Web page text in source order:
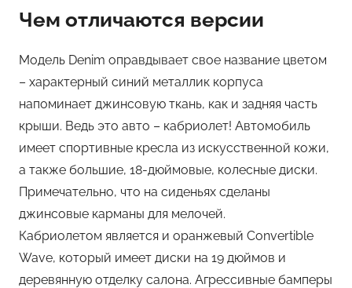
Чем отличаются версии
Модель Denim оправдывает свое название цветом
– характерный синий металлик корпуса
напоминает джинсовую ткань, как и задняя часть
крыши. Ведь это авто – кабриолет! Автомобиль
имеет спортивные кресла из искусственной кожи,
а также большие, 18-дюймовые, колесные диски.
Примечательно, что на сиденьях сделаны
джинсовые карманы для мелочей.
Кабриолетом является и оранжевый Convertible
Wave, который имеет диски на 19 дюймов и
деревянную отделку салона. Агрессивные бамперы